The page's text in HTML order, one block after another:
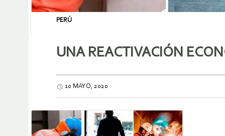
PERÚ
UNA REACTIVACIÓN
10 MAYO, 2020